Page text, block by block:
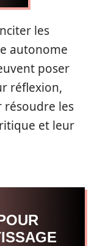
les
autonome
poser
réflexion,
résoudre les
et leur